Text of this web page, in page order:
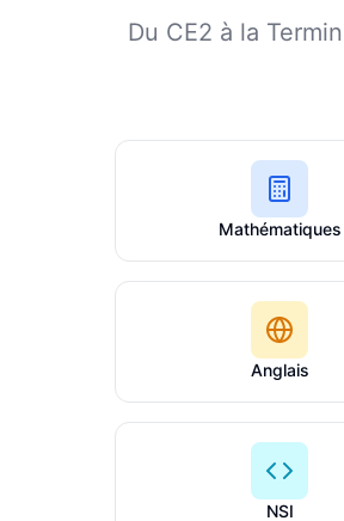
Du CE2 à la
Mathématiques
Anglais
NSI